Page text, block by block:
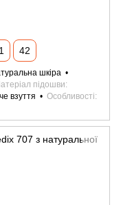
42
шкіра
підошви
взуття
Особливості